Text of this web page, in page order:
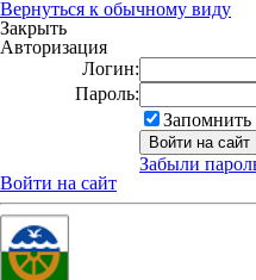
Вернуться к обычному виду
Закрыть
Авторизация
Логин:
Пароль:
Запомнить
Забыли
Войти на сайт